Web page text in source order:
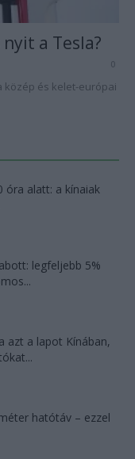
a Tesla?
0
közép és kelet-európai
óra alatt: a kínaiak
legfeljebb 5%
azt a lapot Kínában,
hatótáv – ezzel